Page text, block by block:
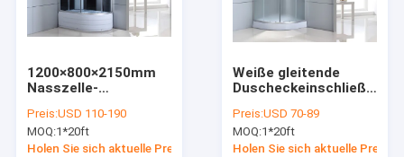
VR-Show
Qualitätskontrolle
1200×800×2150mm
Nasszelle-
Mat Glass
Preis:USD 110-190
MOQ:1*20ft
Holen Sie sich aktuelle Preis
Weiße gleitende
Duscheckeinschließung
Preis:USD 70-89
MOQ:1*20ft
Holen Sie sich aktuelle Preis